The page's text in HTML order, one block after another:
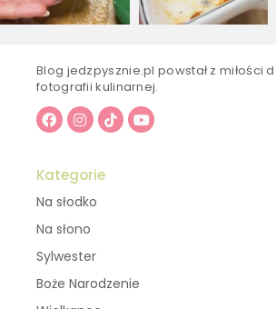
Blog jedzpysznie.pl powstał z miłości
fotografii kulinarnej.
Kategorie
Na słodko
Na słono
Sylwester
Boże Narodzenie